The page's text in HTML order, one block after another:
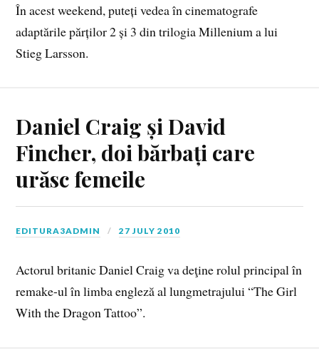
În acest weekend, puteți vedea în cinematografe
adaptările părților 2 și 3 din trilogia Millenium a lui
Stieg Larsson.
Daniel Craig și David
Fincher, doi bărbați care
urăsc femeile
EDITURA3ADMIN 27 JULY 2010
Actorul britanic Daniel Craig va deţine rolul principal în
remake-ul în limba engleză al lungmetrajului “The Girl
With the Dragon Tattoo”.